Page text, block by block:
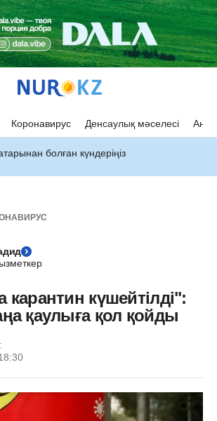
Коронавирус Денсаулық мәселесі Ана
болған күндеріңіз
күшейтілді":
қаулыға қол қойды